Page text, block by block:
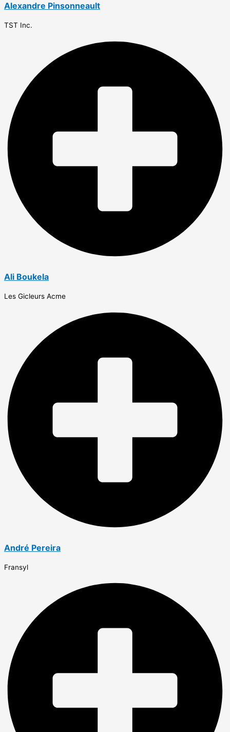
Alexandre Pinsonneault
TST Inc.
Ali Boukela
Les Gicleurs Acme
André Pereira
Fransyl